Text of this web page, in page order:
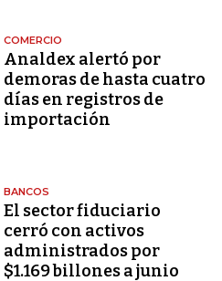
COMERCIO
Analdex alertó por
demoras de hasta cuatro
días en registros de
importación
BANCOS
El sector fiduciario
cerró con activos
administrados por
$1.169 billones a junio